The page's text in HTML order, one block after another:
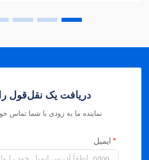
دریافت یک نقل‌قول
نماینده ما به زودی با شما تماس
ایمیل